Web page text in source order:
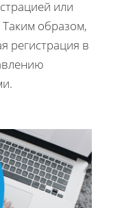
или
образом,
регистрация в